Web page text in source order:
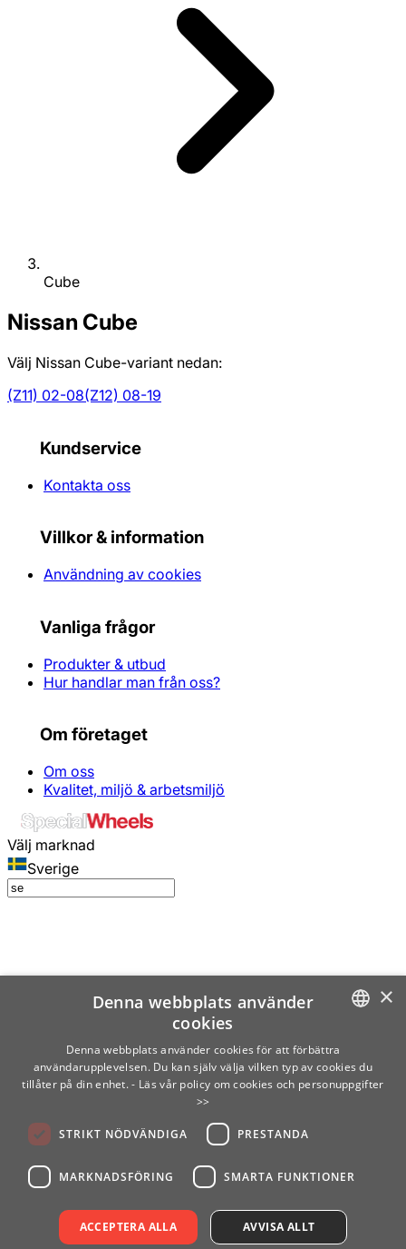
Cube
Nissan Cube
Välj Nissan Cube-variant nedan:
(Z11) 02-08(Z12) 08-19
Kundservice
Kontakta oss
Villkor & information
Användning av cookies
Vanliga frågor
Produkter & utbud
Hur handlar man från oss?
Om företaget
Om oss
Kvalitet, miljö & arbetsmiljö
Välj marknad
Sverige
SWEDISH
×
Denna webbplats använder
cookies
Denna webbplats använder cookies för att förbättra
användarupplevelsen. Du kan själv välja vilken typ av cookies du
tillåter på din enhet. - Läs vår policy om cookies och personuppgifter
>>
STRIKT NÖDVÄNDIGA PRESTANDA
MARKNADSFÖRING SMARTA FUNKTIONER
ACCEPTERA ALLA AVVISA ALLT